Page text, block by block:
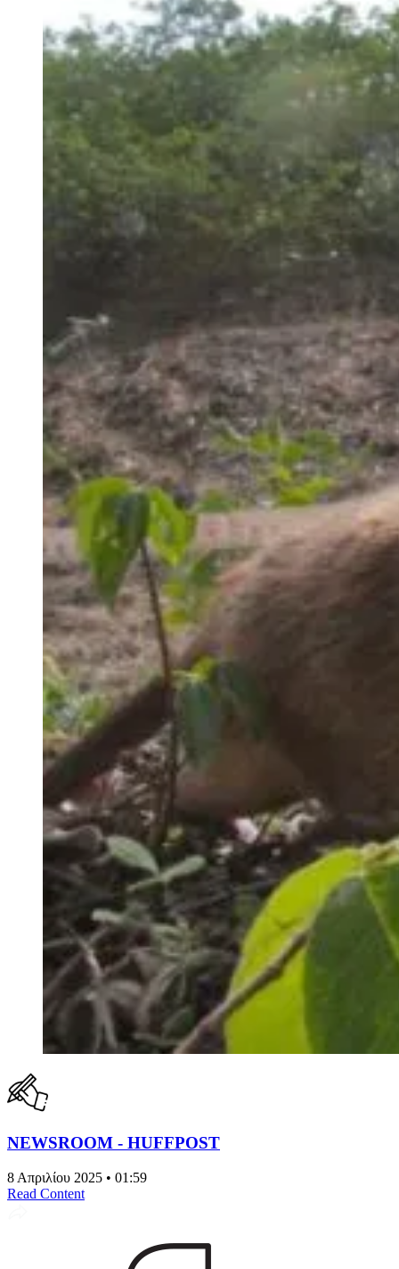
NEWSROOM - HUFFPOST
8 Απριλίου 2025 • 01:59
Read Content